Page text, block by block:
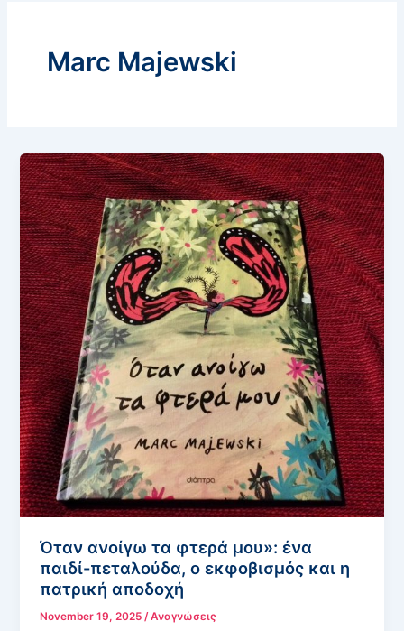
Marc Majewski
Όταν ανοίγω τα φτερά μου»: ένα
παιδί-πεταλούδα, ο εκφοβισμός και η
πατρική αποδοχή
November 19, 2025/Αναγνώσεις